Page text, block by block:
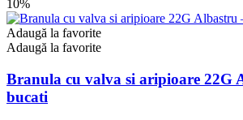
9,99 lei
Opțiunile
în
pagina
10%
Adaugă la favorite
Adaugă la favorite
Branula cu valva si aripioare 22G
bucati